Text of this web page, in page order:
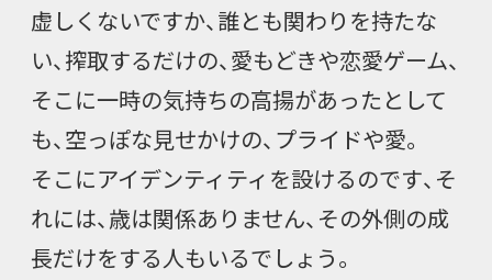
虚しくないですか、誰とも関わりを持たな
い、搾取するだけの、愛もどきや恋愛ゲーム、
そこに一時の気持ちの高揚があったとして
も、空っぽな見せかけの、プライドや愛。
そこにアイデンティティを設けるのです、そ
れには、歳は関係ありません、その外側の成
長だけをする人もいるでしょう。